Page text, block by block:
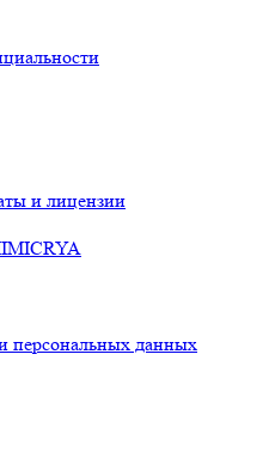
и лицензии
персональных данных